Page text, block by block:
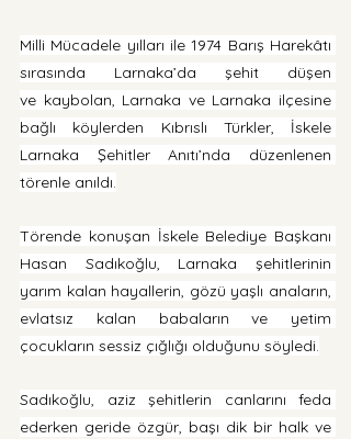
Milli Mücadele yılları ile 1974 Barış Harekâtı
sırasında Larnaka’da şehit düşen
ve kaybolan, Larnaka ve Larnaka ilçesine
bağlı köylerden Kıbrıslı Türkler, İskele
Larnaka Şehitler Anıtı’nda düzenlenen
törenle anıldı.
Törende konuşan İskele Belediye Başkanı
Hasan Sadıkoğlu, Larnaka şehitlerinin
yarım kalan hayallerin, gözü yaşlı anaların,
evlatsız kalan babaların ve yetim
çocukların sessiz çığlığı olduğunu söyledi.
Sadıkoğlu, aziz şehitlerin canlarını feda
ederken geride özgür, başı dik bir halk ve